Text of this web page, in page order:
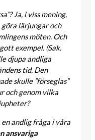
Ja, i viss mening,
lärjungar och
möten. Och
exempel. (Sak.
djupa andliga
tid. Den
skulle ”förseglas”
och genom vilka
andlig fråga i våra
ansvariga